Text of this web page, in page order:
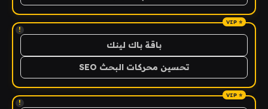
!
باقة باك لينك
تحسين محركات البحث SEO
!